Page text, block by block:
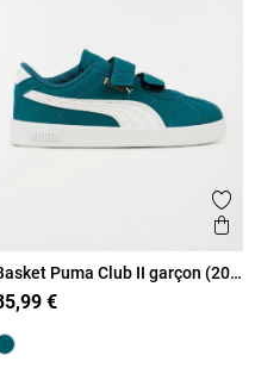
aux favoris
rapide
Puma Club II garçon (20-
€